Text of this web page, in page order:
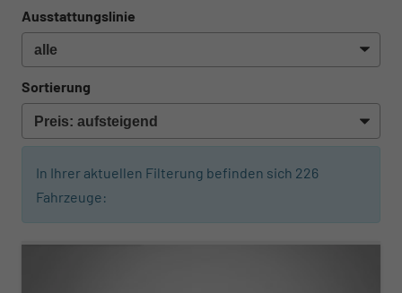
Ausstattungslinie
Sortierung
In Ihrer aktuellen Filterung befinden sich 226
Fahrzeuge:
ab 307,– € mtl.